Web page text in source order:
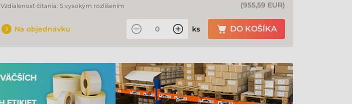
Vzdialenosť čítania: S vysokým rozlíšením
(955,59 EUR)
Na objednávku ks DO KOŠÍKA